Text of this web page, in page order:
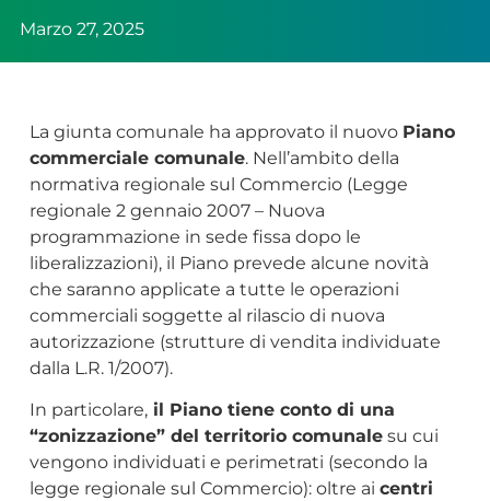
Marzo 27, 2025
La giunta comunale ha approvato il nuovo Piano
commerciale comunale. Nell’ambito della
normativa regionale sul Commercio (Legge
regionale 2 gennaio 2007 – Nuova
programmazione in sede fissa dopo le
liberalizzazioni), il Piano prevede alcune novità
che saranno applicate a tutte le operazioni
commerciali soggette al rilascio di nuova
autorizzazione (strutture di vendita individuate
dalla L.R. 1/2007).
In particolare,il Piano tiene conto di una
“zonizzazione” del territorio comunalesu cui
vengono individuati e perimetrati (secondo la
legge regionale sul Commercio): oltre ai centri